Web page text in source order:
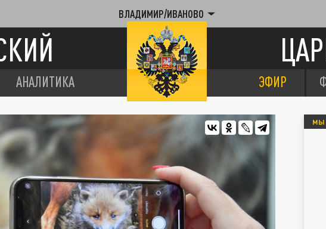
ВЛАДИМИР/ИВАНОВО
АНАЛИТИКА ЭФИР
МЫ